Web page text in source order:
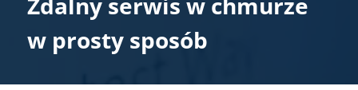
w prosty sposób